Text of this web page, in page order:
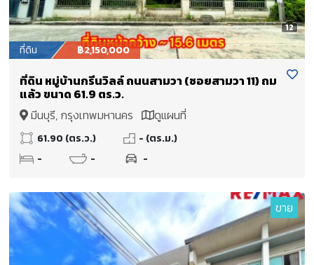
12
ที่ดิน ฿2,150,000
ที่ดิน หมู่บ้านกรีนวิลล์ ถนนสามวา (ซอยสามวา 11) ถม
แล้ว ขนาด 61.9 ตร.ว.
มีนบุรี, กรุงเทพมหานคร
ดูแผนที่
61.90 (ตร.ว.)
- (ตร.ม.)
-
- -
ขาย